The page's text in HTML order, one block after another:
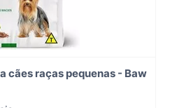
cães raças pequenas - Baw